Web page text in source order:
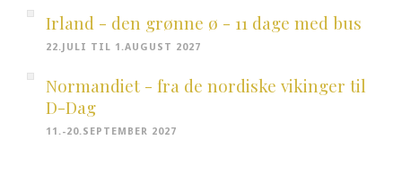
Irland - den grønne ø - 11 dage med bus
22.JULI TIL 1.AUGUST 2027
Normandiet - fra de nordiske vikinger til
D-Dag
11.-20.SEPTEMBER 2027